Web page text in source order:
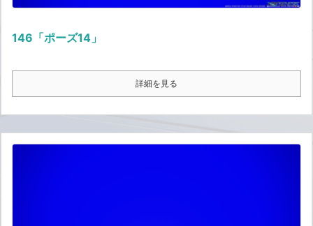
146「ポーズ14」
詳細を見る